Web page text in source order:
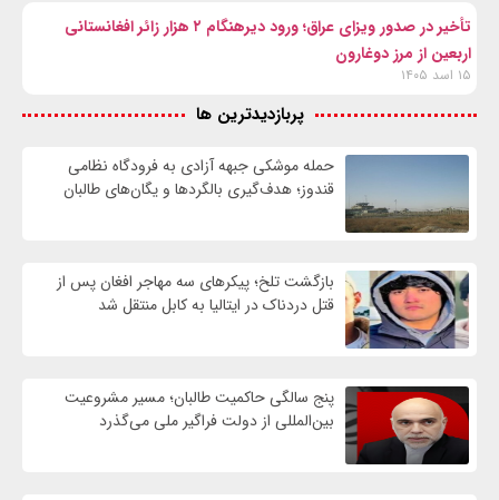
تأخیر در صدور ویزای عراق؛ ورود دیرهنگام ۲ هزار زائر افغانستانی
اربعین از مرز دوغارون
۱۵ اسد ۱۴۰۵
پربازدیدترین ها
حمله موشکی جبهه آزادی به فرودگاه نظامی
قندوز؛ هدف‌گیری بالگردها و یگان‌های طالبان
بازگشت تلخ؛ پیکرهای سه مهاجر افغان پس از
قتل دردناک در ایتالیا به کابل منتقل شد
پنج سالگی حاکمیت طالبان؛ مسیر مشروعیت
بین‌المللی از دولت فراگیر ملی می‌گذرد